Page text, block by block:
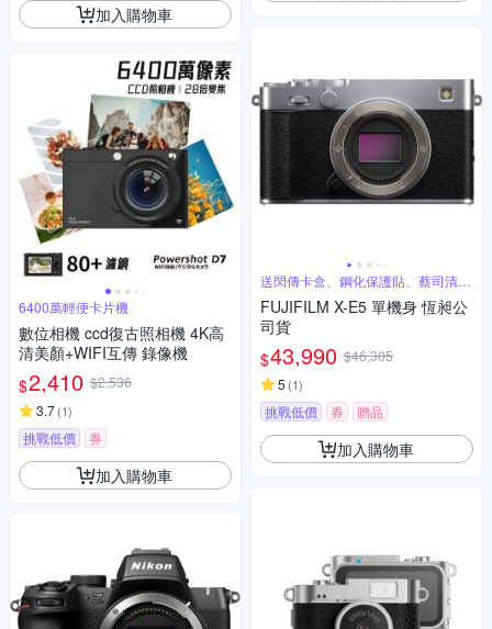
加入購物車
6400萬輕便卡片機
數位相機 ccd復古照相機 4K高
清美顏+WIFI互傳 錄像機
$2,410 $2,536
3.7(1)
挑戰低價 券
加入購物車
送閃傳卡盒、鋼化保護貼、蔡司清潔
噴霧組
FUJIFILM X-E5 單機身 恆昶公
司貨
$43,990 $46,305
5 (1)
挑戰低價 券 贈品
加入購物車